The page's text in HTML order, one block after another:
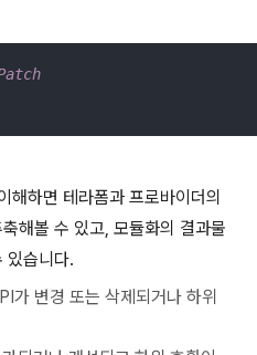
하면 테라폼과 프로바이더의
해볼 수 있고, 모듈화의 결과물
있습니다.
가 변경 또는 삭제되거나 하위